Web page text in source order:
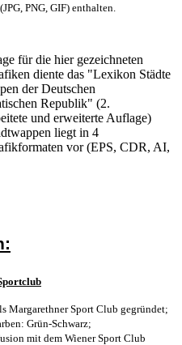
PNG, GIF) enthalten.
für die hier gezeichneten
diente das "Lexikon Städte
der Deutschen
Republik" (2.
und erweiterte Auflage)
liegt in 4
vor (EPS, CDR, AI,
Margarethner Sport Club gegründet;
Grün-Schwarz;
mit dem Wiener Sport Club